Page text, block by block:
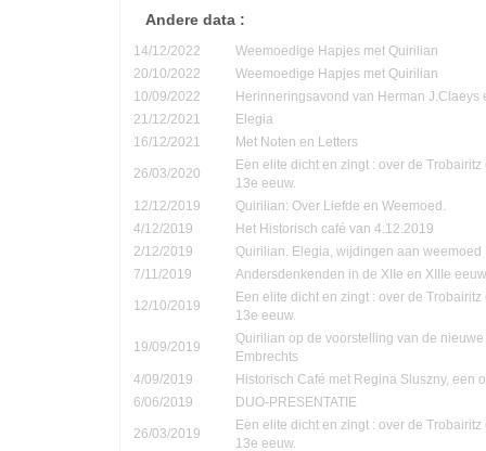
Andere data :
14/12/2022
Weemoedige Hapjes met Quirilian
20/10/2022
Weemoedige Hapjes met Quirilian
10/09/2022
Herinneringsavond van Herman J.Claeys
21/12/2021
Elegia
16/12/2021
Met Noten en Letters
26/03/2020
Een elite dicht en zingt : over de
13e eeuw.
12/12/2019
Quirilian: Over Liefde en Weemoed.
4/12/2019
Het Historisch café van 4.12.2019
2/12/2019
Quirilian. Elegia, wijdingen aan weemoed
7/11/2019
Andersdenkenden in de XIIe en XIIIe
12/10/2019
Een elite dicht en zingt : over de
13e eeuw.
19/09/2019
Quirilian op de voorstelling van de
Embrechts
4/09/2019
Historisch Café met Regina Sluszny, een
6/06/2019
DUO-PRESENTATIE
26/03/2019
Een elite dicht en zingt : over de
13e eeuw.